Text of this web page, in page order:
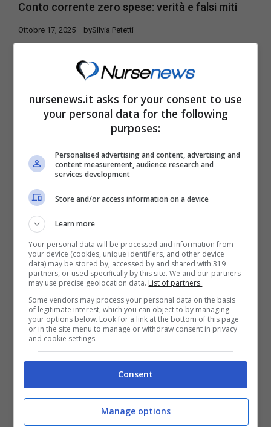
Conto corrente zero spese: verità e falsi miti
Ottobre 17, 2025 bySilvia Petetti
spese” rappresenta una delle proposte più
Articoli Recenti
spese: verità e falsi miti
Bonus per under 35:
scopri come ottenere
immediatamente più di
12 mila euro
Traduzione delle pagelle
nursenews.it asks for your consent to use
your personal data for the following
purposes:
Personalised advertising and content, advertising and
content measurement, audience research and
services development
Store and/or access information on a device
Learn more
Your personal data will be processed and information from
your device (cookies, unique identifiers, and other device
data) may be stored by, accessed by and shared with 319
partners, or used specifically by this site. We and our partners
may use precise geolocation data. List of partners.
Some vendors may process your personal data on the basis
of legitimate interest, which you can object to by managing
your options below. Look for a link at the bottom of this page
or in the site menu to manage or withdraw consent in privacy
and cookie settings.
Consent
Manage options